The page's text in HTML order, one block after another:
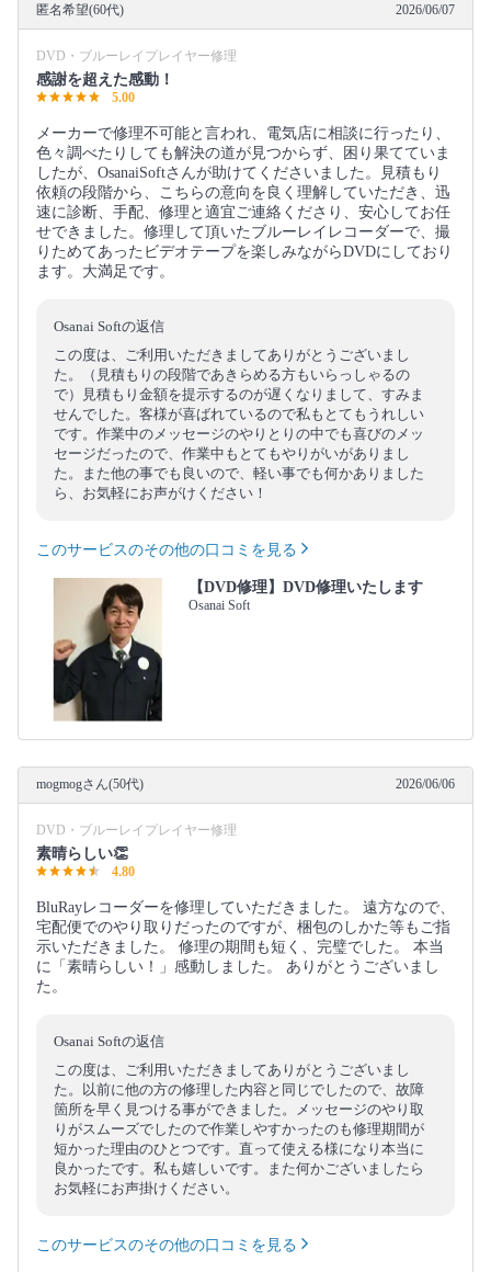
匿名希望(60代) 2026/06/07
DVD・ブルーレイプレイヤー修理
感謝を超えた感動！
5.00
メーカーで修理不可能と言われ、電気店に相談に行ったり、
色々調べたりしても解決の道が見つからず、困り果てていま
したが、OsanaiSoftさんが助けてくださいました。見積もり
依頼の段階から、こちらの意向を良く理解していただき、迅
速に診断、手配、修理と適宜ご連絡くださり、安心してお任
せできました。修理して頂いたブルーレイレコーダーで、撮
りためてあったビデオテープを楽しみながらDVDにしており
ます。大満足です。
Osanai Softの返信
この度は、ご利用いただきましてありがとうございまし
た。（見積もりの段階であきらめる方もいらっしゃるの
で）見積もり金額を提示するのが遅くなりまして、すみま
せんでした。客様が喜ばれているので私もとてもうれしい
です。作業中のメッセージのやりとりの中でも喜びのメッ
セージだったので、作業中もとてもやりがいがありまし
た。また他の事でも良いので、軽い事でも何かありました
ら、お気軽にお声がけください！
このサービスのその他の口コミを見る
【DVD修理】DVD修理いたします
Osanai Soft
mogmogさん(50代) 2026/06/06
DVD・ブルーレイプレイヤー修理
素晴らしい👏
4.80
BluRayレコーダーを修理していただきました。 遠方なので、
宅配便でのやり取りだったのですが、梱包のしかた等もご指
示いただきました。 修理の期間も短く、完璧でした。 本当
に「素晴らしい！」感動しました。 ありがとうございまし
た。
Osanai Softの返信
この度は、ご利用いただきましてありがとうございまし
た。以前に他の方の修理した内容と同じでしたので、故障
箇所を早く見つける事ができました。メッセージのやり取
りがスムーズでしたので作業しやすかったのも修理期間が
短かった理由のひとつです。直って使える様になり本当に
良かったです。私も嬉しいです。また何かございましたら
お気軽にお声掛けください。
このサービスのその他の口コミを見る